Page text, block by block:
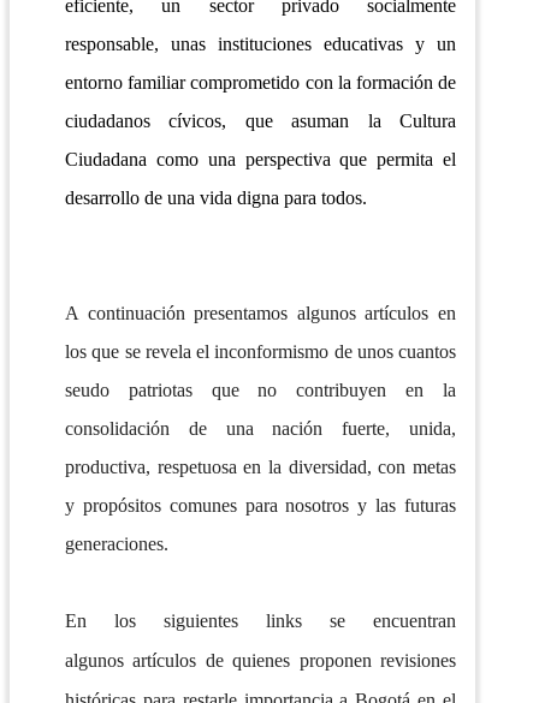
eficiente, un sector privado socialmente
responsable, unas instituciones educativas y un
entorno familiar comprometido con la formación de
ciudadanos cívicos, que asuman la Cultura
Ciudadana como una perspectiva que permita el
desarrollo de una vida digna para todos.
A continuación presentamos algunos artículos en
los que se revela el inconformismo de unos cuantos
seudo patriotas que no contribuyen en la
consolidación de una nación fuerte, unida,
productiva, respetuosa en la diversidad, con metas
y propósitos comunes para nosotros y las futuras
generaciones.
En los siguientes links se encuentran
algunosartículos de quienes proponen revisiones